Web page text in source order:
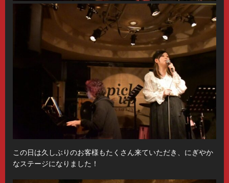
この日は久しぶりのお客様もたくさん来ていただき、にぎやか
なステージになりました！